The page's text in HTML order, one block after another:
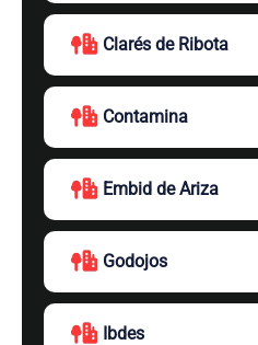
Clarés de Ribota
Contamina
Embid de Ariza
Godojos
Ibdes